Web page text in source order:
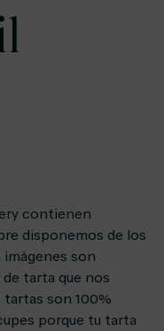
contienen
disponemos de los
son
tarta que nos
tartas son 100%
porque tu tarta